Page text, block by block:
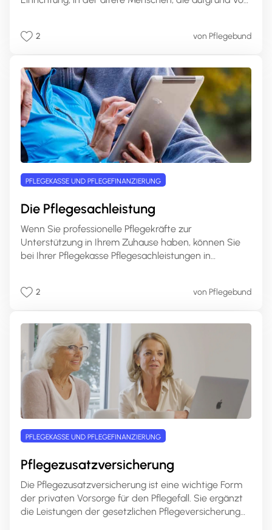
Betreuung und Pflege in einem häuslichen Umfeld
Einrichtungen, die rund um die Uhr professionelle
Pflege und Unterstützung bieten.
2 von Pflegebund
PFLEGEKASSE UND PFLEGEFINANZIERUNG
Die Pflegesachleistung
Wenn Sie professionelle Pflegekräfte zur
Unterstützung in Ihrem Zuhause haben, können Sie
bei Ihrer Pflegekasse Pflegesachleistungen in
pflege.de erfahren Sie, welche Leistungen Sie mit
Anspruch ist und wie Sie die Pflegesachleistungen
beantragen können.
2 von Pflegebund
PFLEGEKASSE UND PFLEGEFINANZIERUNG
Pflegezusatzversicherung
Die Pflegezusatzversicherung ist eine wichtige Form
der privaten Vorsorge für den Pflegefall. Sie ergänzt
die Leistungen der gesetzlichen Pflegeversicherung